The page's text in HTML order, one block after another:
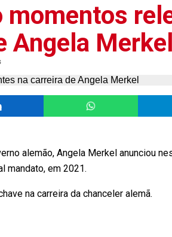
momentos
Angela Merkel
alemão, Angela Merkel anunciou
mandato, em 2021.
na carreira da chanceler alemã.